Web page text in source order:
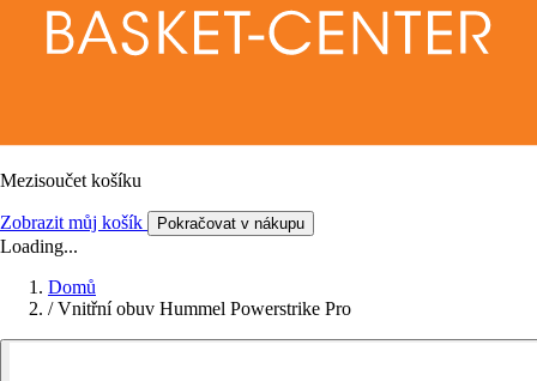
Mezisoučet košíku
Zobrazit můj košík Pokračovat v nákupu
Loading...
Domů
/ Vnitřní obuv Hummel Powerstrike Pro